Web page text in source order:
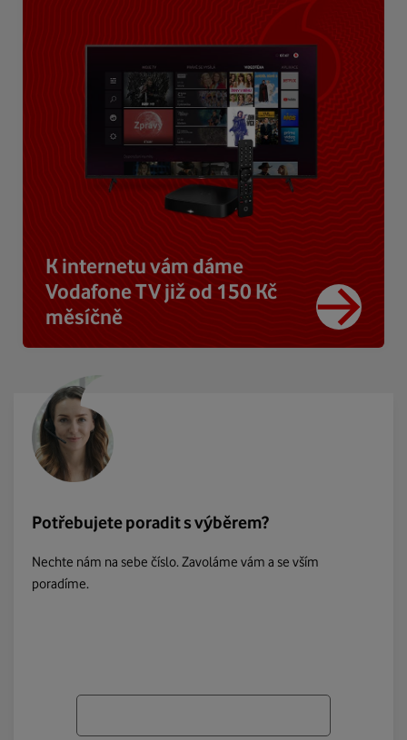
K internetu vám dáme
Vodafone TV již od 150 Kč
měsíčně
Potřebujete poradit s výběrem?
Nechte nám na sebe číslo. Zavoláme vám a se vším
poradíme.